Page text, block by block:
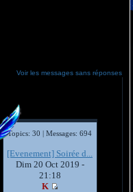
Voir les messages sans réponses
Topics: 30 | Messages: 694
[Evenement] Soirée d...
Dim 20 Oct 2019 -
21:18
K